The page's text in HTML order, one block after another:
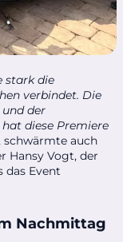
stark die
verbindet. Die
der
diese Premiere
schwärmte auch
Hansy Vogt, der
das Event
Nachmittag